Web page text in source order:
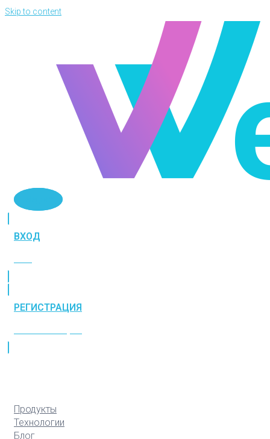
Skip to content
ВХОД
РЕГИСТРАЦИЯ
Продукты
Технологии
Блог